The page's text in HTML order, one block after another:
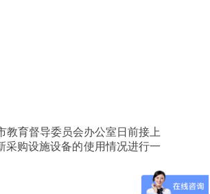
教育督导委员会办公室日前接上
采购设施设备的使用情况进行一